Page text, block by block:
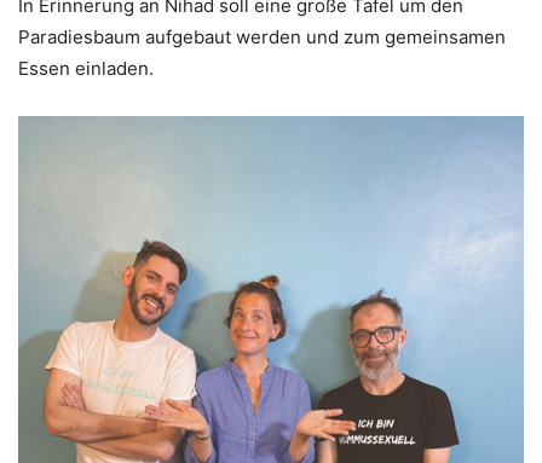
In Erinnerung an Nihad soll eine große Tafel um den
Paradiesbaum aufgebaut werden und zum gemeinsamen
Essen einladen.